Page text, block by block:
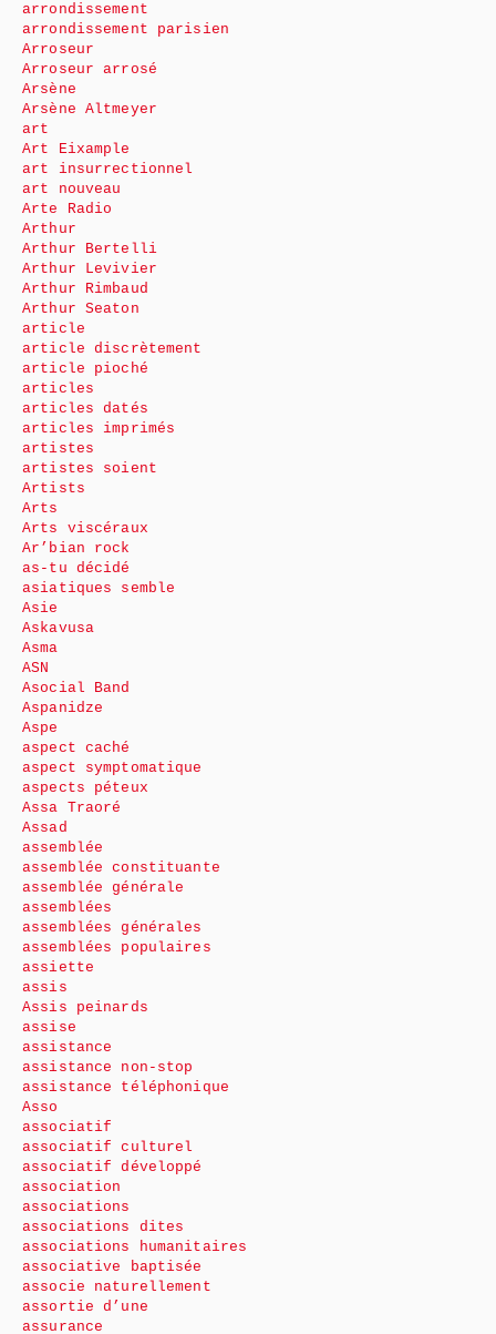
arrondissement
arrondissement parisien
Arroseur
Arroseur arrosé
Arsène
Arsène Altmeyer
art
Art Eixample
art insurrectionnel
art nouveau
Arte Radio
Arthur
Arthur Bertelli
Arthur Levivier
Arthur Rimbaud
Arthur Seaton
article
article discrètement
article pioché
articles
articles datés
articles imprimés
artistes
artistes soient
Artists
Arts
Arts viscéraux
Ar’bian rock
as-tu décidé
asiatiques semble
Asie
Askavusa
Asma
ASN
Asocial Band
Aspanidze
Aspe
aspect caché
aspect symptomatique
aspects péteux
Assa Traoré
Assad
assemblée
assemblée constituante
assemblée générale
assemblées
assemblées générales
assemblées populaires
assiette
assis
Assis peinards
assise
assistance
assistance non-stop
assistance téléphonique
Asso
associatif
associatif culturel
associatif développé
association
associations
associations dites
associations humanitaires
associative baptisée
associe naturellement
assortie d’une
assurance